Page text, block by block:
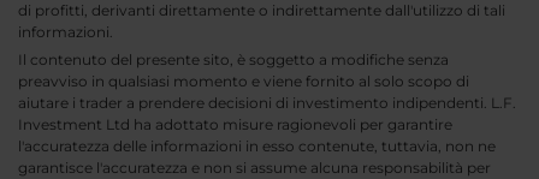
di profitti, derivanti direttamente o indirettamente dall'utilizzo di tali
informazioni.
Il contenuto del presente sito, è soggetto a modifiche senza
preavviso in qualsiasi momento e viene fornito al solo scopo di
aiutare i trader a prendere decisioni di investimento indipendenti. L.F.
Investment Ltd ha adottato misure ragionevoli per garantire
l'accuratezza delle informazioni in esso contenute, tuttavia, non ne
garantisce l'accuratezza e non si assume alcuna responsabilità per